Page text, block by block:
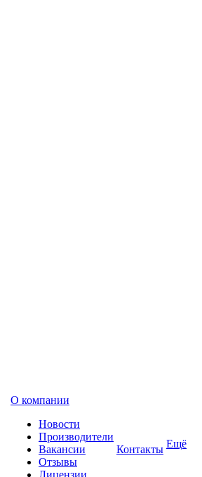
О компании
Новости
Производители
Вакансии
Отзывы
Лицензии
Контакты Ещё